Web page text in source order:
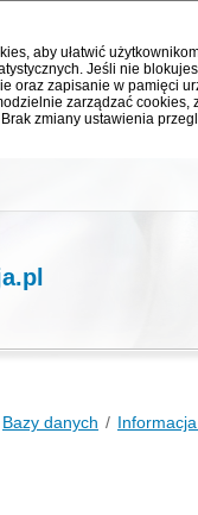
aby ułatwić
Jeśli nie
oraz zapisanie w pamięci
zarządzać cookies,
zmiany ustawienia
Bazy danych